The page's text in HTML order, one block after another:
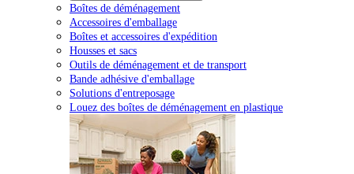
Boîtes de déménagement
Accessoires d'emballage
Boîtes et accessoires d'expédition
Housses et sacs
Outils de déménagement et de transport
Bande adhésive d'emballage
Solutions d'entreposage
Louez des boîtes de déménagement en plastique